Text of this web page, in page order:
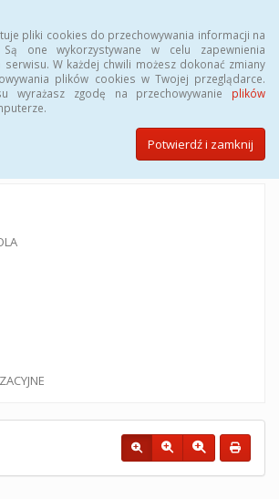
pliki cookies do przechowywania informacji na
one wykorzystywane w celu zapewnienia
serwisu. W każdej chwili możesz dokonać zmiany
plików cookies w Twojej przeglądarce.
wyrażasz zgodę na przechowywanie plików
Potwierdź i zamknij
PUBLICZNEJ
Miasta Opola